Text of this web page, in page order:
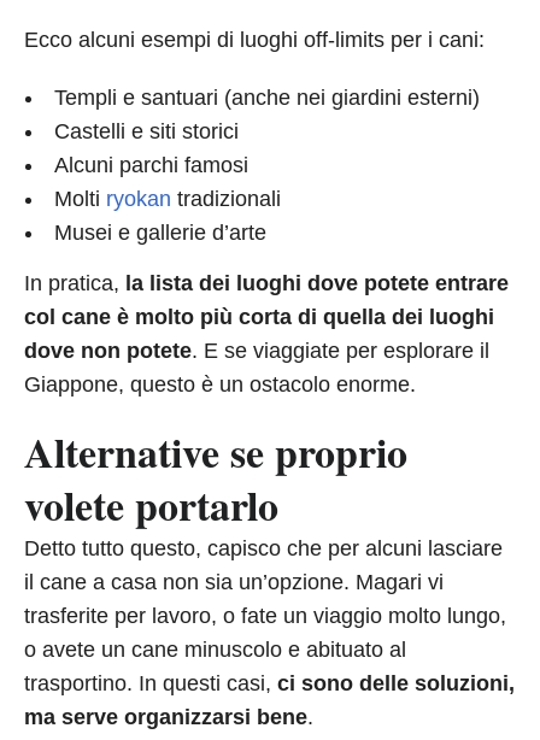
Ecco alcuni esempi di luoghi off-limits per i cani:
Templi e santuari (anche nei giardini esterni)
Castelli e siti storici
Alcuni parchi famosi
Molti ryokan tradizionali
Musei e gallerie d’arte
In pratica, la lista dei luoghi dove potete entrare
col cane è molto più corta di quella dei luoghi
dove non potete. E se viaggiate per esplorare il
Giappone, questo è un ostacolo enorme.
Alternative se proprio
volete portarlo
Detto tutto questo, capisco che per alcuni lasciare
il cane a casa non sia un’opzione. Magari vi
trasferite per lavoro, o fate un viaggio molto lungo,
o avete un cane minuscolo e abituato al
trasportino. In questi casi, ci sono delle soluzioni,
ma serve organizzarsi bene.